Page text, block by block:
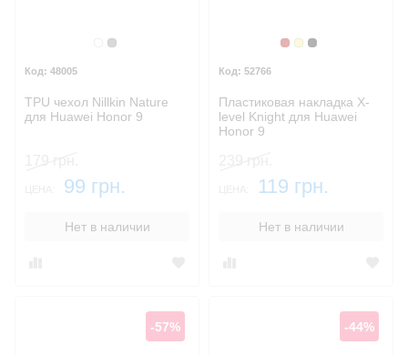
Бесцветный
Серый
48005
TPU чехол Nillkin Nature
для Huawei Honor 9
99 грн.
Нет в наличии
Бордовый
Золотой
Черный
52766
Пластиковая накладка X-
level Knight для Huawei
Honor 9
119 грн.
Нет в наличии
-57% -44%